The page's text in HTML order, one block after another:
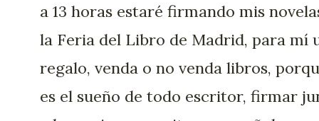
a 13 horas estaré firmando mis
la Feria del Libro de Madrid, para mí
regalo, venda o no venda libros,
es el sueño de todo escritor, firmar